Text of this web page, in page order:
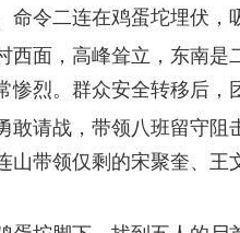
命令二连在鸡蛋坨埋伏，
面，高峰耸立，东南是
惨烈。群众安全转移后
请战，带领八班留守阻
山带领仅剩的宋聚奎、